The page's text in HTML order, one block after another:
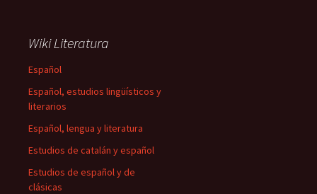
Wiki Literatura
Español
Español, estudios lingüísticos y
literarios
Español, lengua y literatura
Estudios de catalán y español
Estudios de español y de
clásicas